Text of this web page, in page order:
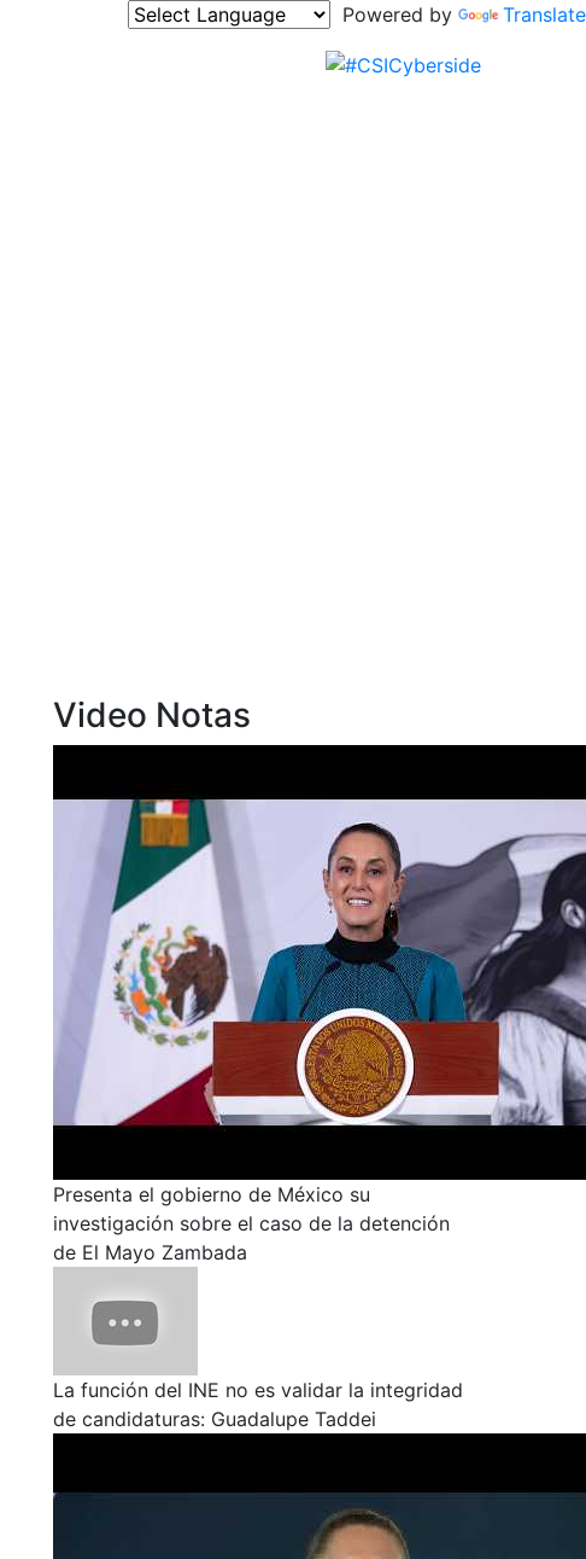
Powered by Translate
Video Notas
Presenta el gobierno de México su
investigación sobre el caso de la detención
de El Mayo Zambada
La función del INE no es validar la integridad
de candidaturas: Guadalupe Taddei